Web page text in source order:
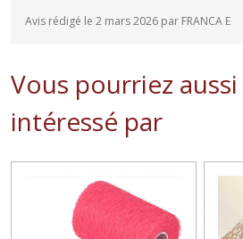
Avis rédigé le 2 mars 2026 par FRANCA E
Vous pourriez
intéressé par